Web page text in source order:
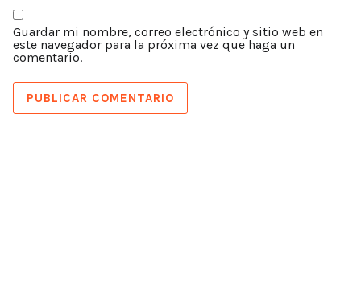
Guardar mi nombre, correo electrónico y sitio web en
este navegador para la próxima vez que haga un
comentario.